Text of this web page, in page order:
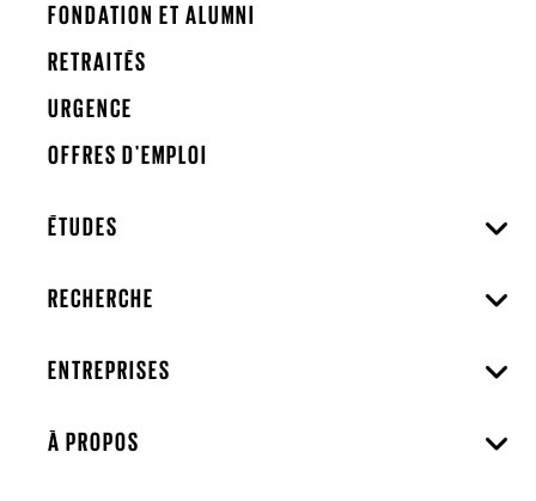
FONDATION ET ALUMNI
RETRAITÉS
URGENCE
OFFRES D'EMPLOI
ÉTUDES
RECHERCHE
ENTREPRISES
À PROPOS